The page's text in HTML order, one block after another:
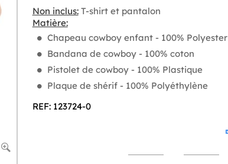
Non inclus:T-shirt et pantalon
Matière:
Chapeau cowboy enfant - 100% Polyester
Bandana de cowboy - 100% coton
Pistolet de cowboy - 100% Plastique
Plaque de shérif - 100% Polyéthylène
REF: 123724-0